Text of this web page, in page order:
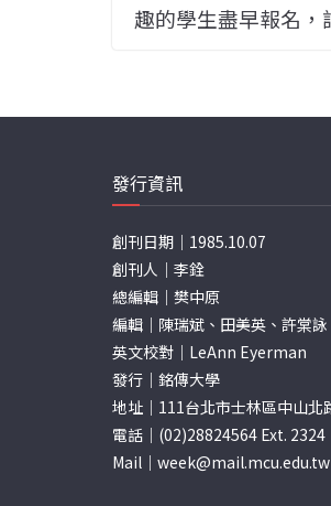
趣的學生盡早報名，
發行資訊
創刊日期｜1985.10.07
創刊人｜李銓
總編輯｜樊中原
編輯｜陳瑞斌、田美英、許棠詠
英文校對｜LeAnn Eyerman
發行｜銘傳大學
地址｜111台北市士林區中山北
電話｜(02)28824564 Ext. 2324
Mail｜ week@mail.mcu.edu.tw